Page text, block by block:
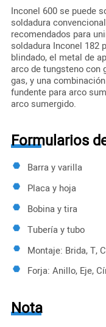
Inconel 600 se puede
soldadura
recomendados para
soldadura Inconel 182
blindado, el metal de
arco de tungsteno con
gas, y una
fundente para arco
arco sumergido.
Formularios
Barra y varilla
Placa y hoja
Bobina y tira
Tubería y tubo
Montaje: Brida, T,
Forja: Anillo, Eje,
Nota